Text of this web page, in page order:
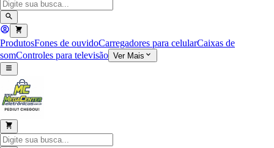
ProdutosFones de ouvidoCarregadores para celularCaixas de
somControles para televisão Ver Mais